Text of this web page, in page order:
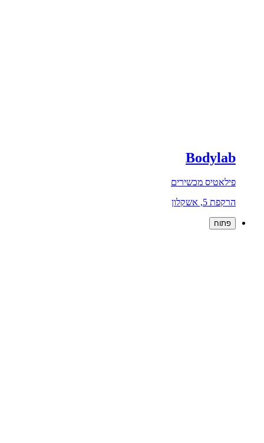
Bodylab
פילאטיס מכשירים
הרקפת 5, אשקלון
פתוח